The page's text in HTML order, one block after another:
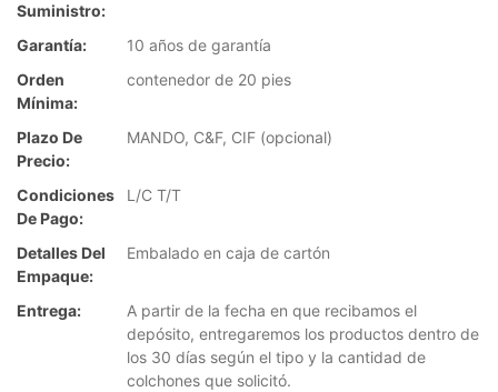
Suministro:
Garantía:
10 años de garantía
Orden
Mínima:
contenedor de 20 pies
Plazo De
Precio:
MANDO, C&F, CIF (opcional)
Condiciones
De Pago:
L/C T/T
Detalles Del
Empaque:
Embalado en caja de cartón
Entrega:
A partir de la fecha en que recibamos el
depósito, entregaremos los productos dentro de
los 30 días según el tipo y la cantidad de
colchones que solicitó.